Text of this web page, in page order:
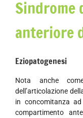
Sindrome
anteriore
Eziopatogenesi
Nota anche
dell’articolazione
in concomitanza
compartimento